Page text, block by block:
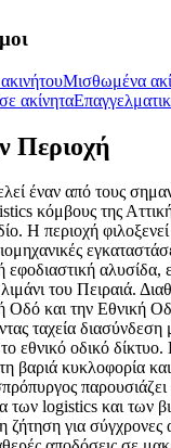
Μισθωμένα
ακίνητα
Περιοχή
έναν από τους
κόμβους της
Η περιοχή
εφοδιαστική αλυσίδα,
του Πειραιά.
Οδό και την Εθνική
ταχεία διασύνδεση
εθνικό οδικό
βαριά κυκλοφορία
παρουσιάζει
των logistics και των
ζήτηση για σύγχρονες